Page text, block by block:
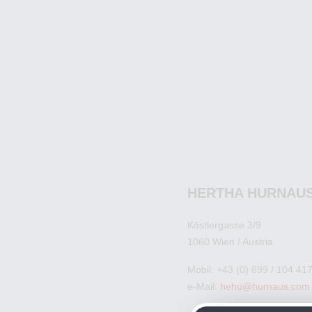
HERTHA
Köstlergasse 3/9
1060 Wien / Austria
Mobil: +43 (0) 699 / 104
e-Mail: hehu@hurnaus.com